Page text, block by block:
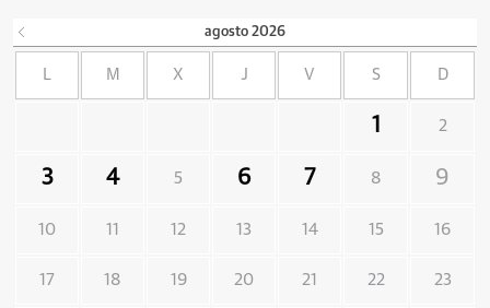
agosto 2026
L M X J V S D
1 2
3 4 5 6 7 8 9
10 11 12 13 14 15 16
17 18 19 20 21 22 23